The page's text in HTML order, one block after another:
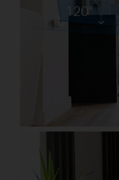
120°